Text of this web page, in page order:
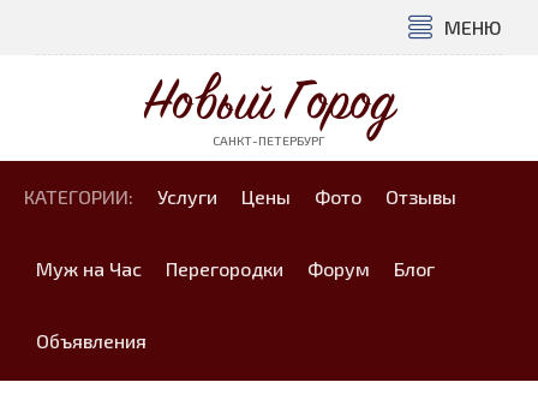
МЕНЮ
Новый Город
САНКТ-ПЕТЕРБУРГ
КАТЕГОРИИ: Услуги Цены Фото Отзывы
Муж на Час Перегородки Форум Блог
Объявления